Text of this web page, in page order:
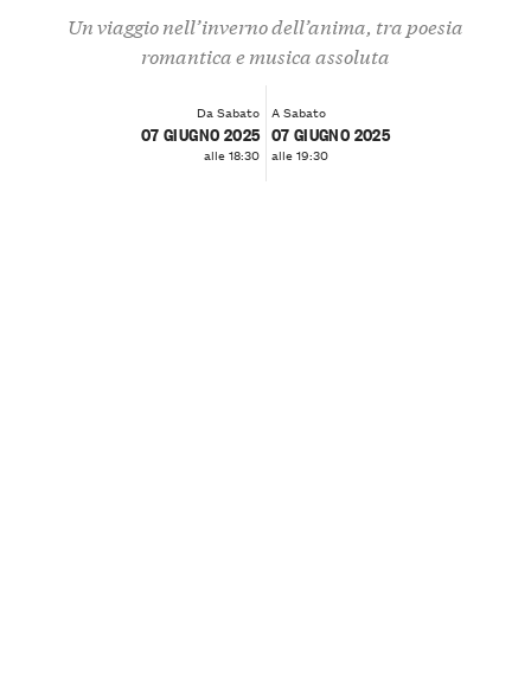
Un viaggio nell’inverno dell’anima, tra poesia
romantica e musica assoluta
Da Sabato
07 GIUGNO 2025
alle 18:30
A Sabato
07 GIUGNO 2025
alle 19:30